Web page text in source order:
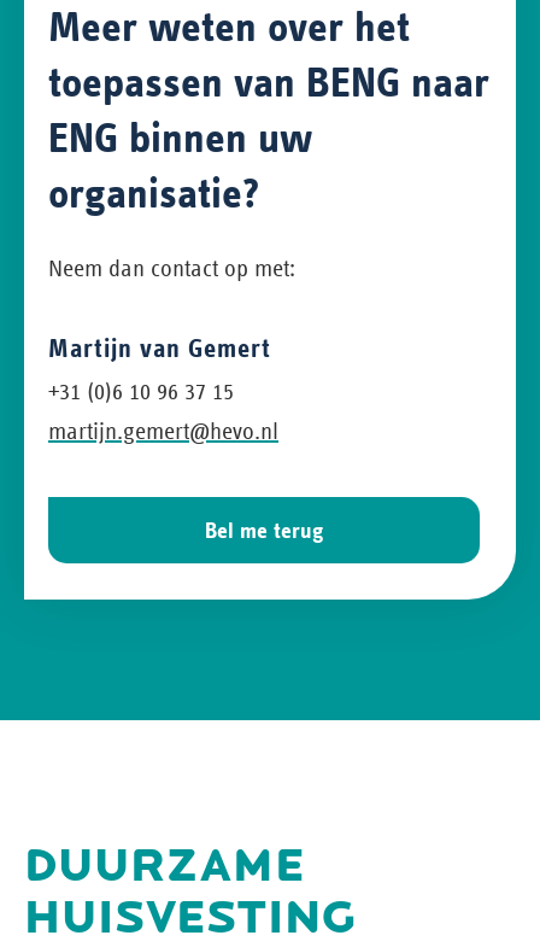
Meer weten over het
toepassen van BENG naar
ENG binnen uw
organisatie?
Neem dan contact op met:
Martijn van Gemert
+31 (0)6 10 96 37 15
martijn.gemert@hevo.nl
Bel me terug
DUURZAME
HUISVESTING